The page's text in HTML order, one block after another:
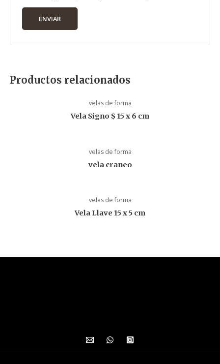
Productos relacionados
velas de forma
Vela Signo $ 15 x 6 cm
velas de forma
vela craneo
velas de forma
Vela Llave 15 x 5 cm